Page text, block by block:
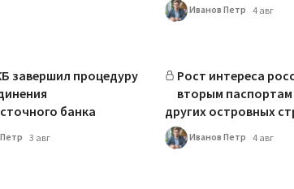
Иванов Петр 4 авг
завершил процедуру
банка
3 авг
Рост интереса
вторым паспортам
других островных
Иванов Петр 4 авг